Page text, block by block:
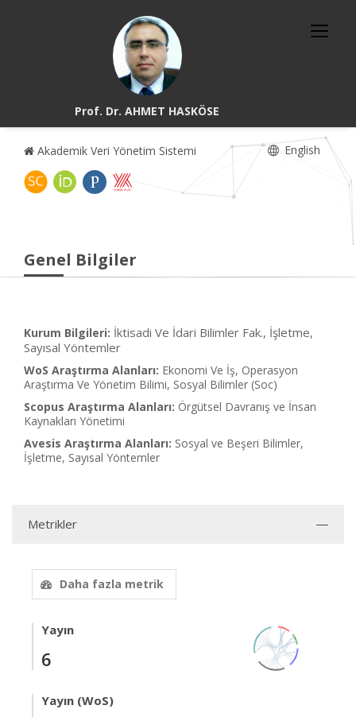
Prof. Dr. AHMET HASKÖSE
Akademik Veri Yönetim Sistemi English
Genel Bilgiler
Kurum Bilgileri: İktisadi Ve İdari Bilimler Fak., İşletme,
Sayısal Yöntemler
WoS Araştırma Alanları: Ekonomi Ve İş, Operasyon
Araştırma Ve Yönetim Bilimi, Sosyal Bilimler (Soc)
Scopus Araştırma Alanları: Örgütsel Davranış ve İnsan
Kaynakları Yönetimi
Avesis Araştırma Alanları: Sosyal ve Beşeri Bilimler,
İşletme, Sayısal Yöntemler
Metrikler
Daha fazla metrik
Yayın
6
Yayın (WoS)